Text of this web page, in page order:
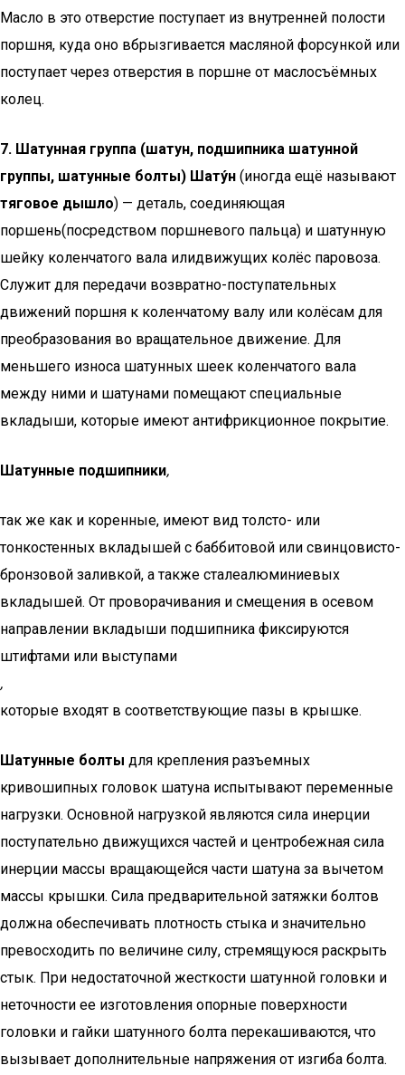
Масло в это отверстие поступает из внутренней полости
поршня, куда оно вбрызгивается масляной форсункой или
поступает через отверстия в поршне от маслосъёмных
колец.
7. Шатунная группа (шатун, подшипника шатунной
группы, шатунные болты) Шату́н (иногда ещё называют
тяговое дышло) — деталь, соединяющая
поршень(посредством поршневого пальца) и шатунную
шейку коленчатого вала илидвижущих колёс паровоза.
Служит для передачи возвратно-поступательных
движений поршня к коленчатому валу или колёсам для
преобразования во вращательное движение. Для
меньшего износа шатунных шеек коленчатого вала
между ними и шатунами помещают специальные
вкладыши, которые имеют антифрикционное покрытие.
Шатунные подшипники,
так же как и коренные, имеют вид толсто- или
тонкостенных вкладышей с баббитовой или свинцовисто-
бронзовой заливкой, а также сталеалюминиевых
вкладышей. От проворачивания и смещения в осевом
направлении вкладыши подшипника фиксируются
штифтами или выступами
,
которые входят в соответствующие пазы в крышке.
Шатунные болты для крепления разъемных
кривошипных головок шатуна испытывают переменные
нагрузки. Основной нагрузкой являются сила инерции
поступательно движущихся частей и центробежная сила
инерции массы вращающейся части шатуна за вычетом
массы крышки. Сила предварительной затяжки болтов
должна обеспечивать плотность стыка и значительно
превосходить по величине силу, стремящуюся раскрыть
стык. При недостаточной жесткости шатунной головки и
неточности ее изготовления опорные поверхности
головки и гайки шатунного болта перекашиваются, что
вызывает дополнительные напряжения от изгиба болта.